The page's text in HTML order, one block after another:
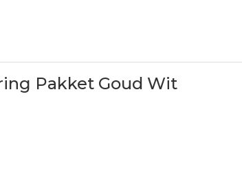
Pakket Goud Wit